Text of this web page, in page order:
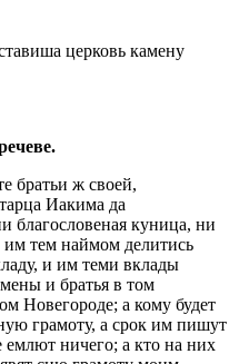
церковь камену
братьи ж своей,
Иакима да
благословеная куница, ни
тем наймом делитись
и им теми вклады
и братья в том
Новегороде; а кому будет
грамоту, а срок им пишут
ничего; а кто на них